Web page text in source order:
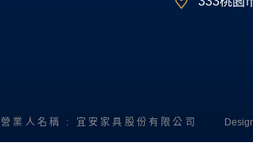
營業人名稱 : 宜安家具股份有限公司